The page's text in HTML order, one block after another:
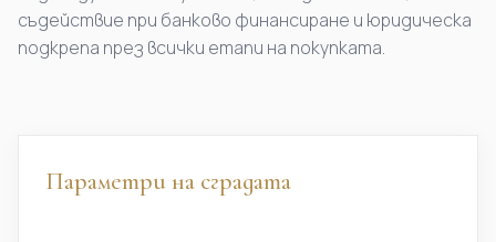
съдействие при банково финансиране и юридическа
подкрепа през всички етапи на покупката.
Параметри на сградата